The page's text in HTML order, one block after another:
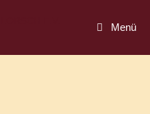
Menü